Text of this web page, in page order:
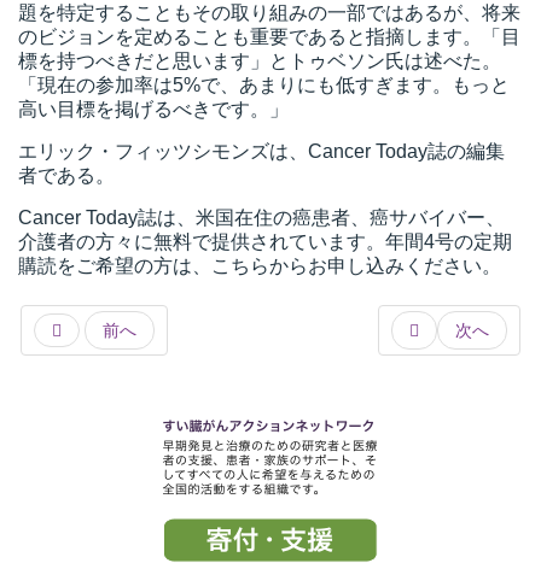
題を特定することもその取り組みの一部ではあるが、将来
のビジョンを定めることも重要であると指摘します。「目
標を持つべきだと思います」とトゥベソン氏は述べた。
「現在の参加率は5%で、あまりにも低すぎます。もっと
高い目標を掲げるべきです。」
エリック・フィッツシモンズは、Cancer Today誌の編集
者である。
Cancer Today誌は、米国在住の癌患者、癌サバイバー、
介護者の方々に無料で提供されています。年間4号の定期
購読をご希望の方は、こちらからお申し込みください。
前へ 次へ